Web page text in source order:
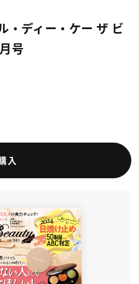
ディー・ケー ザ ビ
号
入